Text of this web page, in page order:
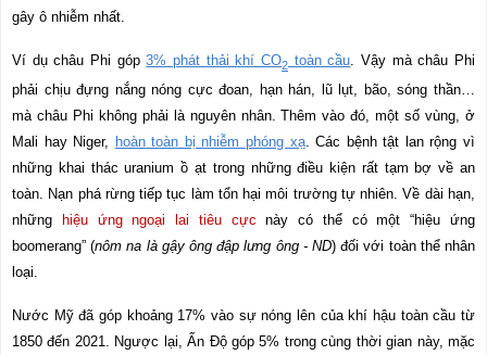
gây ô nhiễm nhất.
Ví dụ châu Phi góp3% phát thải khí CO2 toàn cầu. Vậy mà châu Phi
phải chịu đựng nắng nóng cực đoan, hạn hán, lũ lụt, bão, sóng thần…
mà châu Phi không phải là nguyên nhân. Thêm vào đó, một số vùng, ở
Mali hay Niger, hoàn toàn bị nhiễm phóng xạ. Các bệnh tật lan rộng vì
những khai thác uranium ồ ạt trong những điều kiện rất tạm bợ về an
toàn. Nạn phá rừng tiếp tục làm tổn hại môi trường tự nhiên. Về dài hạn,
những hiệu ứng ngoại lai tiêu cực này có thể có một “hiệu ứng
boomerang” (nôm na là gậy ông đập lưng ông - ND) đối với toàn thể nhân
loại.
Nước Mỹ đã góp khoảng 17% vào sự nóng lên của khí hậu toàn cầu từ
1850 đến 2021. Ngược lại, Ấn Độ góp 5% trong cùng thời gian này, mặc